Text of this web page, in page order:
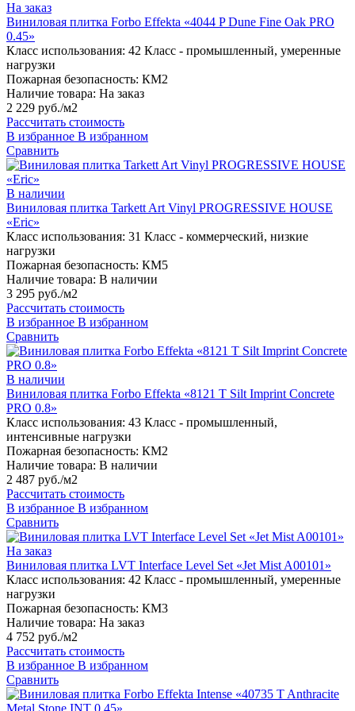
На заказ
Виниловая плитка Forbo Effekta «4044 P Dune Fine Oak PRO
0.45»
Класс использования: 42 Класс - промышленный, умеренные
нагрузки
Пожарная безопасность: КМ2
Наличие товара: На заказ
2 229 руб./м2
Рассчитать стоимость
В избранное В избранном
Сравнить
В наличии
Виниловая плитка Tarkett Art Vinyl PROGRESSIVE HOUSE
«Eric»
Класс использования: 31 Класс - коммерческий, низкие
нагрузки
Пожарная безопасность: КМ5
Наличие товара: В наличии
3 295 руб./м2
Рассчитать стоимость
В избранное В избранном
Сравнить
В наличии
Виниловая плитка Forbo Effekta «8121 T Silt Imprint Concrete
PRO 0.8»
Класс использования: 43 Класс - промышленный,
интенсивные нагрузки
Пожарная безопасность: КМ2
Наличие товара: В наличии
2 487 руб./м2
Рассчитать стоимость
В избранное В избранном
Сравнить
На заказ
Виниловая плитка LVT Interface Level Set «Jet Mist A00101»
Класс использования: 42 Класс - промышленный, умеренные
нагрузки
Пожарная безопасность: КМ3
Наличие товара: На заказ
4 752 руб./м2
Рассчитать стоимость
В избранное В избранном
Сравнить